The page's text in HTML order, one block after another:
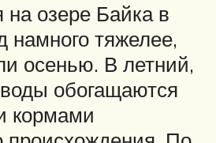
озере Байка в
намного тяжелее,
осенью. В летний,
обогащаются
кормами